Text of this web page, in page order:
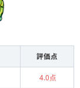
評価点
4.0点